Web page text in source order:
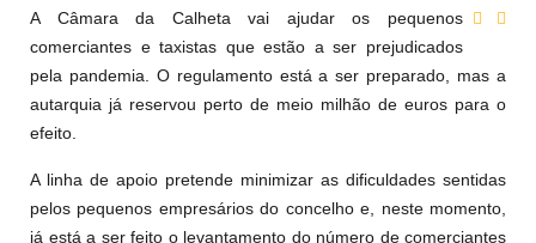
A Câmara da Calheta vai ajudar os pequenos
comerciantes e taxistas que estão a ser prejudicados
pela pandemia. O regulamento está a ser preparado, mas a
autarquia já reservou perto de meio milhão de euros para o
efeito.
A linha de apoio pretende minimizar as dificuldades sentidas
pelos pequenos empresários do concelho e, neste momento,
já está a ser feito o levantamento do número de comerciantes